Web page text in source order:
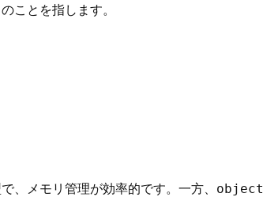
ことを指します。
、メモリ管理が効率的です。一方、 object